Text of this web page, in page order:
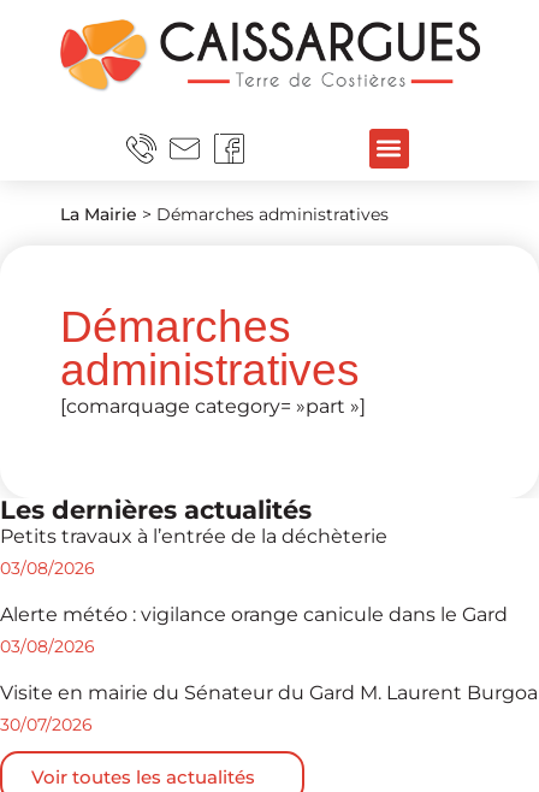
La Mairie > Démarches administratives
Démarches
administratives
[comarquage category= »part »]
Les dernières actualités
Petits travaux à l’entrée de la déchèterie
03/08/2026
Alerte météo : vigilance orange canicule dans le Gard
03/08/2026
Visite en mairie du Sénateur du Gard M. Laurent Burgoa
30/07/2026
Voir toutes les actualités